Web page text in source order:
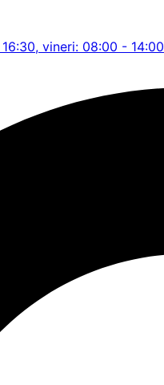
vineri: 08:00 - 14:00